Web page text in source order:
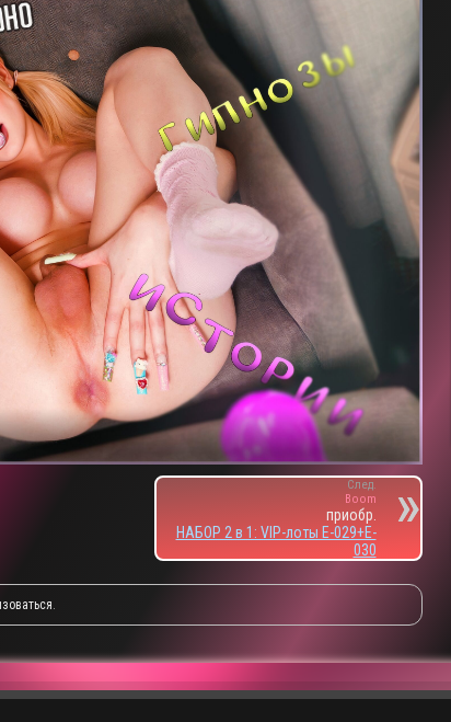
След.
Boom
приобр.
НАБОР 2 в 1: VIP-лоты E-029+E-
030